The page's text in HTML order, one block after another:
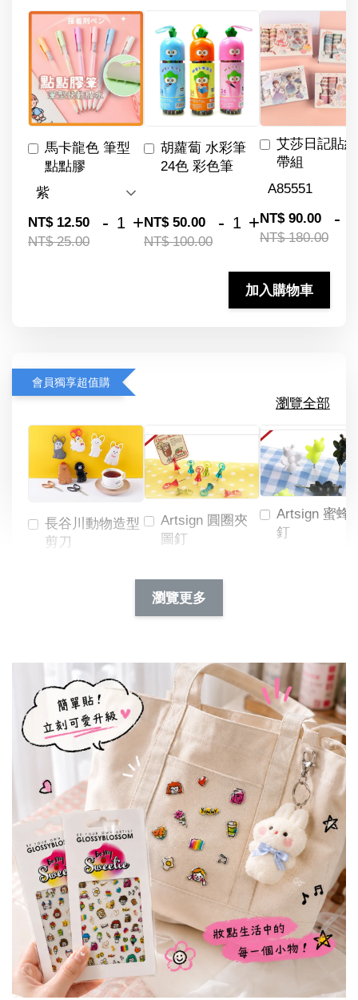
馬卡龍色 筆型
點點膠
NT$ 12.50
NT$ 25.00
- +
胡蘿蔔 水彩筆
24色 彩色筆
NT$ 50.00
NT$ 100.00
- +
艾莎日記貼
帶組
NT$ 90.00
NT$ 180.00
-
加入購物車
會員獨享超值購
瀏覽全部
長谷川動物造型
剪刀
Artsign 圓圈夾
圖釘
NT$ 19.00
NT$ 66.00
Artsign 蜜蜂
釘
加入購物車
瀏覽更多